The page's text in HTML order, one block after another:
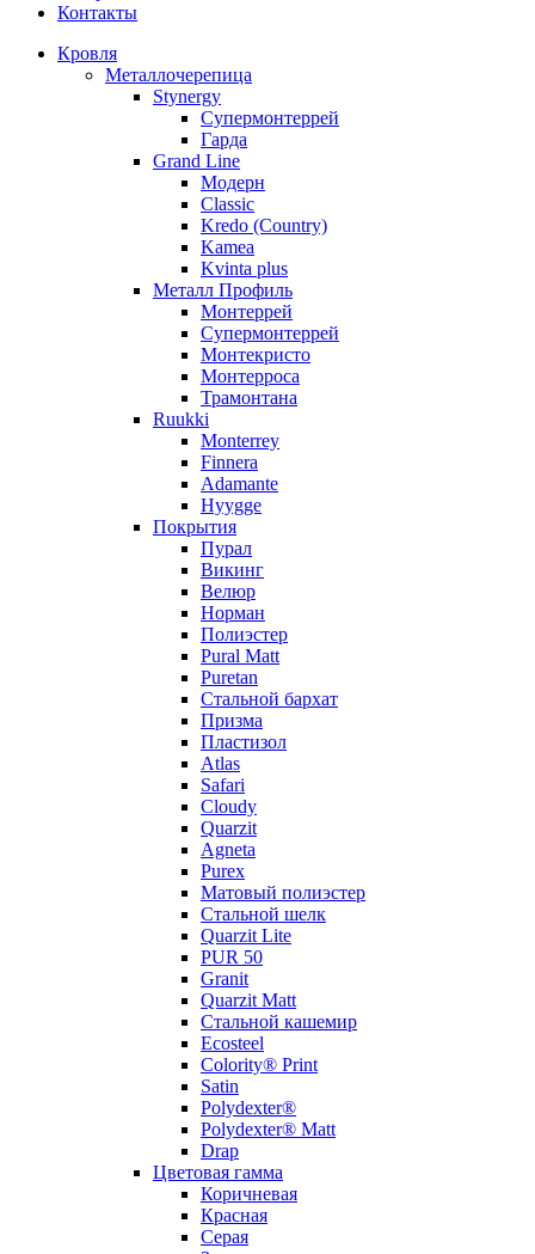
Контакты
Кровля
Металлочерепица
Stynergy
Супермонтеррей
Гарда
Grand Line
Модерн
Classic
Kredo (Country)
Kamea
Kvinta plus
Металл Профиль
Монтеррей
Супермонтеррей
Монтекристо
Монтерроса
Трамонтана
Ruukki
Monterrey
Finnera
Adamante
Hyygge
Покрытия
Пурал
Викинг
Велюр
Норман
Полиэстер
Pural Matt
Puretan
Стальной бархат
Призма
Пластизол
Atlas
Safari
Cloudy
Quarzit
Agneta
Purex
Матовый полиэстер
Стальной шелк
Quarzit Lite
PUR 50
Granit
Quarzit Matt
Стальной кашемир
Ecosteel
Colority® Print
Satin
Polydexter®
Polydexter® Matt
Drap
Цветовая гамма
Коричневая
Красная
Серая